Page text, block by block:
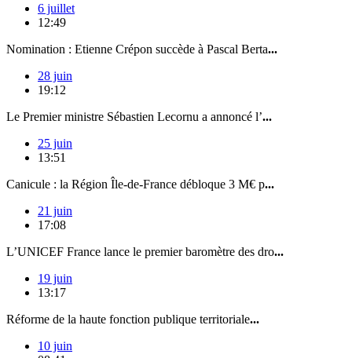
6 juillet
12:49
Nomination : Etienne Crépon succède à Pascal Berta...
28 juin
19:12
Le Premier ministre Sébastien Lecornu a annoncé l’...
25 juin
13:51
Canicule : la Région Île-de-France débloque 3 M€ p...
21 juin
17:08
L’UNICEF France lance le premier baromètre des dro...
19 juin
13:17
Réforme de la haute fonction publique territoriale...
10 juin